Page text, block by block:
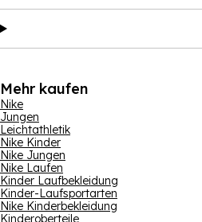
Mehr kaufen
Nike
Jungen
Leichtathletik
Nike Kinder
Nike Jungen
Nike Laufen
Kinder Laufbekleidung
Kinder-Laufsportarten
Nike Kinderbekleidung
Kinderoberteile